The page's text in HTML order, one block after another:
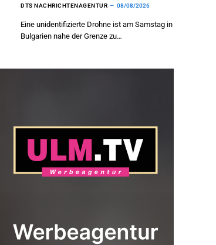
DTS NACHRICHTENAGENTUR 08/08/2026
Eine unidentifizierte Drohne ist am Samstag in
Bulgarien nahe der Grenze zu…